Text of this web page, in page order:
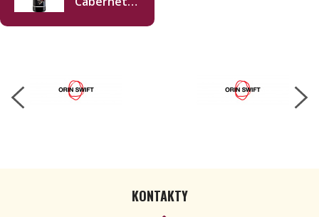
2022 750ml
KONTAKTY